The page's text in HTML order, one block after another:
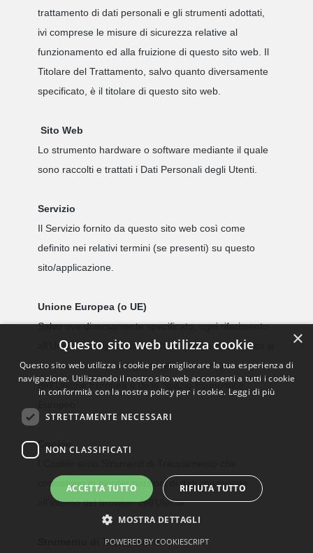
trattamento di dati personali e gli strumenti adottati,
ivi comprese le misure di sicurezza relative al
funzionamento ed alla fruizione di questo sito web. Il
Titolare del Trattamento, salvo quanto diversamente
specificato, è il titolare di questo sito web.
Sito Web
Lo strumento hardware o software mediante il quale
sono raccolti e trattati i Dati Personali degli Utenti.
Servizio
Il Servizio fornito da questo sito web così come
definito nei relativi termini (se presenti) su questo
sito/applicazione.
Unione Europea (o UE)
Salvo ove diversamente specificato, ogni riferimento
all’Unione Europea contenuto in questo documento si
intende esteso a tutti gli attuali stati membri
dell’Unione Europea e dello Spazio Economico
Cookie
consistono in piccole porzioni di dati conservate
all'interno del browser dell'Utente.
Strumento di Tracciamento
×
Questo sito web utilizza cookie
Questo sito web utilizza i cookie per migliorare la tua esperienza di
navigazione. Utilizzando il nostro sito web acconsenti a tutti i cookie
in conformità con la nostra policy per i cookie. Leggi di più
STRETTAMENTE NECESSARI
NON CLASSIFICATI
ACCETTA TUTTO RIFIUTA TUTTO
MOSTRA DETTAGLI
POWERED BY COOKIESCRIPT